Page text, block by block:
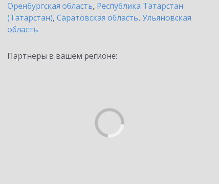
Оренбургская область, Республика Татарстан
(Татарстан), Саратовская область, Ульяновская
область
Партнеры в вашем регионе: